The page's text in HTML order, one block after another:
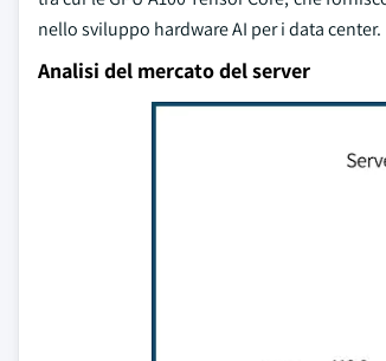
nello sviluppo hardware AI per i data center.
Analisi del mercato del server